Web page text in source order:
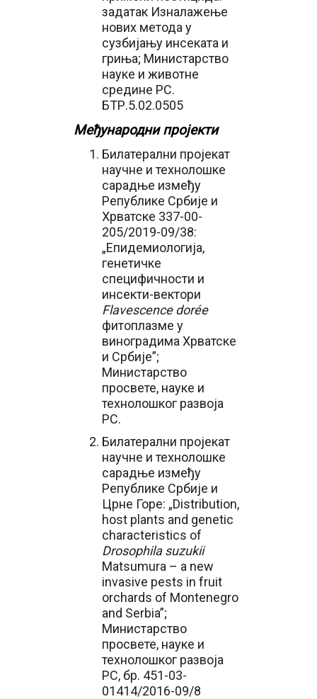
задатак Изналажење
нових метода у
сузбијању инсеката и
гриња; Министарство
науке и животне
средине РС.
БТР.5.02.0505
Међународни пројекти
Билатерални пројекат
научне и технолошке
сарадње између
Републике Србије и
Хрватске 337-00-
205/2019-09/38:
„Епидемиологија,
генетичке
специфичности и
инсекти-вектори
Flavescence dorée
фитоплазме у
виноградима Хрватске
и Србије”;
Министарство
просвете, науке и
технолошког развоја
РС.
Билатерални пројекат
научне и технолошке
сарадње између
Републике Србије и
Црне Горе: „Distribution,
host plants and genetic
characteristics of
Drosophila suzukii
Matsumura – a new
invasive pests in fruit
orchards of Montenegro
and Serbia”;
Министарство
просвете, науке и
технолошког развоја
РС, бр. 451-03-
01414/2016-09/8